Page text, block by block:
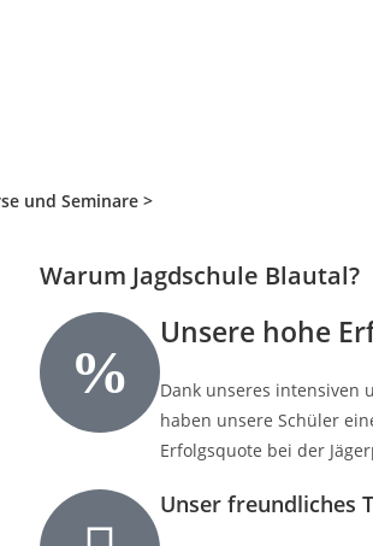
und Seminare >
Warum Jagdschule Blautal?
Unsere hohe
Dank unseres intensiven
haben unsere Schüler
Erfolgsquote bei der
Unser freundliches